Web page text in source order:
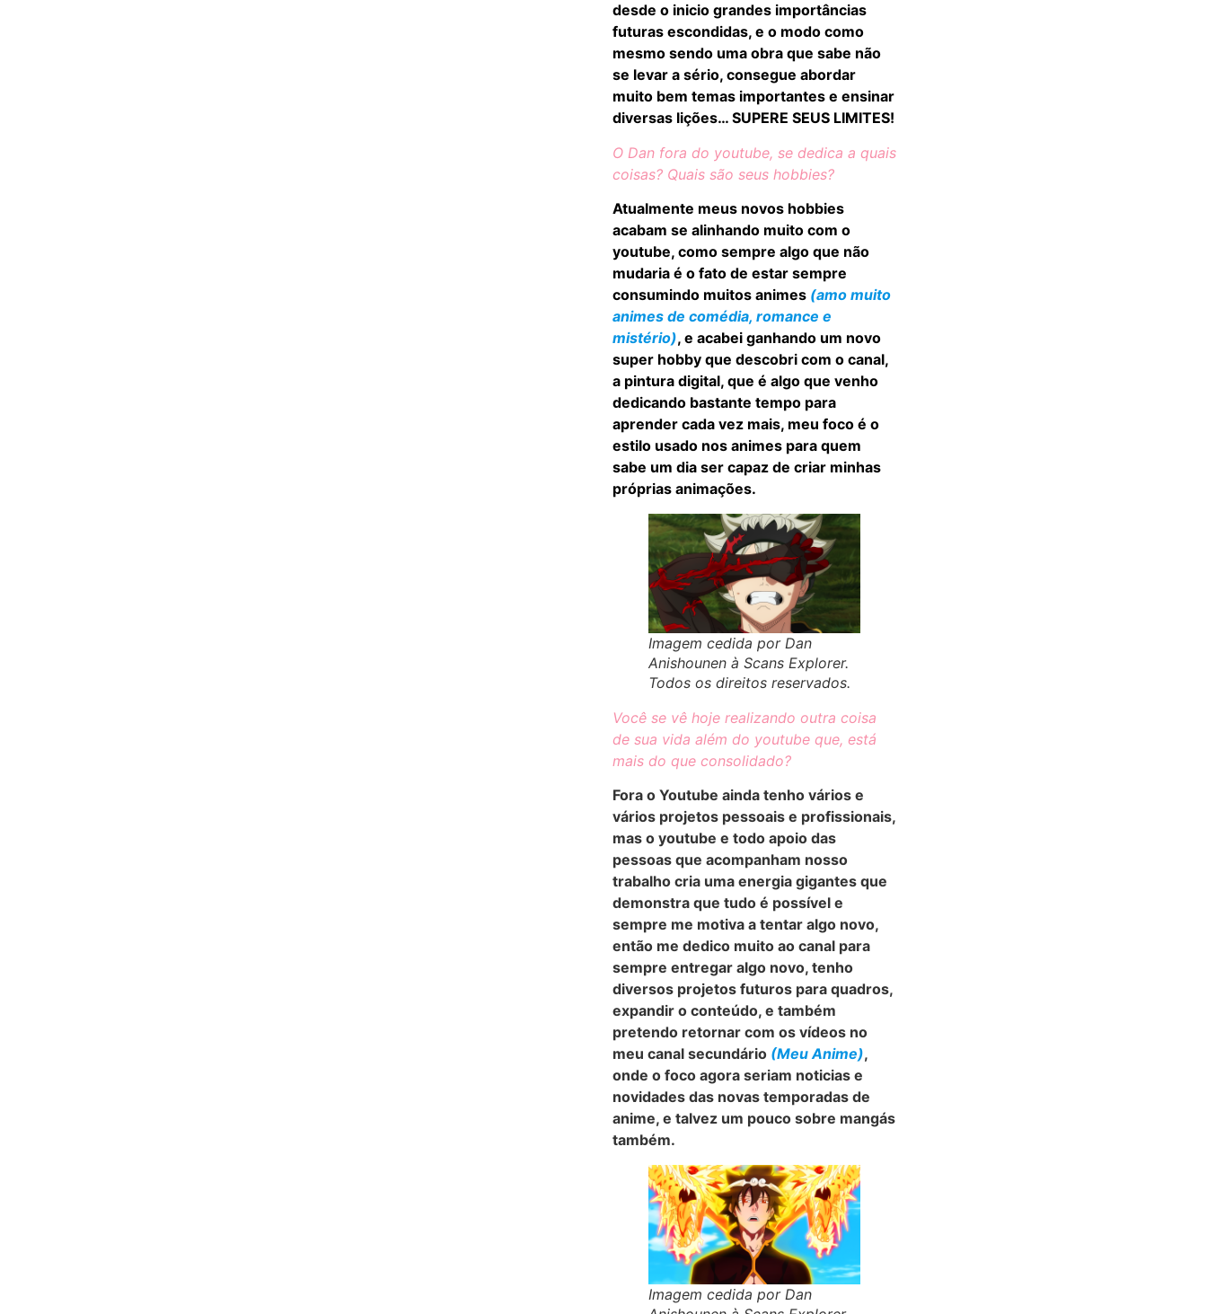
desde o inicio grandes importâncias
futuras escondidas, e o modo como
mesmo sendo uma obra que sabe não
se levar a sério, consegue abordar
muito bem temas importantes e ensinar
diversas lições… SUPERE SEUS LIMITES!
O Dan fora do youtube, se dedica a quais
coisas? Quais são seus hobbies?
Atualmente meus novos hobbies
acabam se alinhando muito com o
youtube, como sempre algo que não
mudaria é o fato de estar sempre
consumindo muitos animes (amo muito
animes de comédia, romance e
mistério), e acabei ganhando um novo
super hobby que descobri com o canal,
a pintura digital, que é algo que venho
dedicando bastante tempo para
aprender cada vez mais, meu foco é o
estilo usado nos animes para quem
sabe um dia ser capaz de criar minhas
próprias animações.
Imagem cedida por Dan
Anishounen à Scans Explorer.
Todos os direitos reservados.
Você se vê hoje realizando outra coisa
de sua vida além do youtube que, está
mais do que consolidado?
Fora o Youtube ainda tenho vários e
vários projetos pessoais e profissionais,
mas o youtube e todo apoio das
pessoas que acompanham nosso
trabalho cria uma energia gigantes que
demonstra que tudo é possível e
sempre me motiva a tentar algo novo,
então me dedico muito ao canal para
sempre entregar algo novo, tenho
diversos projetos futuros para quadros,
expandir o conteúdo, e também
pretendo retornar com os vídeos no
meu canal secundário (Meu Anime),
onde o foco agora seriam noticias e
novidades das novas temporadas de
anime, e talvez um pouco sobre mangás
também.
Imagem cedida por Dan